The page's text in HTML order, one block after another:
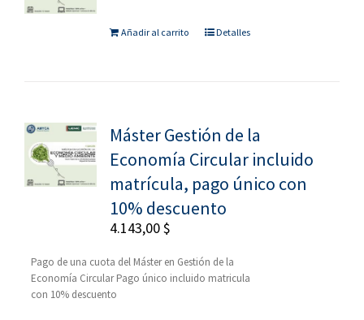
Añadir al carrito Detalles
Máster Gestión de la
Economía Circular incluido
matrícula, pago único con
10% descuento
4.143,00$
Pago de una cuota del Máster en Gestión de la
Economía Circular Pago único incluido matricula
con 10% descuento